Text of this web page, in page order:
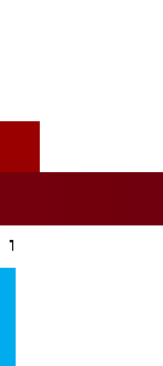
Ultimatum Iran: